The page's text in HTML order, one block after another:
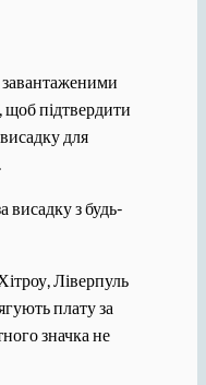
завантаженими
щоб підтвердити
для
висадку з будь-
Ліверпуль
плату за
значка не